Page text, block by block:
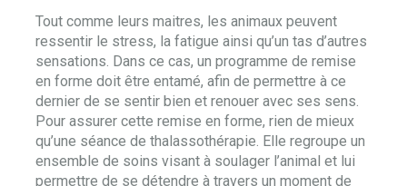
Tout comme leurs maitres, les animaux peuvent
ressentir le stress, la fatigue ainsi qu’un tas d’autres
sensations. Dans ce cas, un programme de remise
en forme doit être entamé, afin de permettre à ce
dernier de se sentir bien et renouer avec ses sens.
Pour assurer cette remise en forme, rien de mieux
qu’une séance de thalassothérapie. Elle regroupe un
ensemble de soins visant à soulager l’animal et lui
permettre de se détendre à travers un moment de